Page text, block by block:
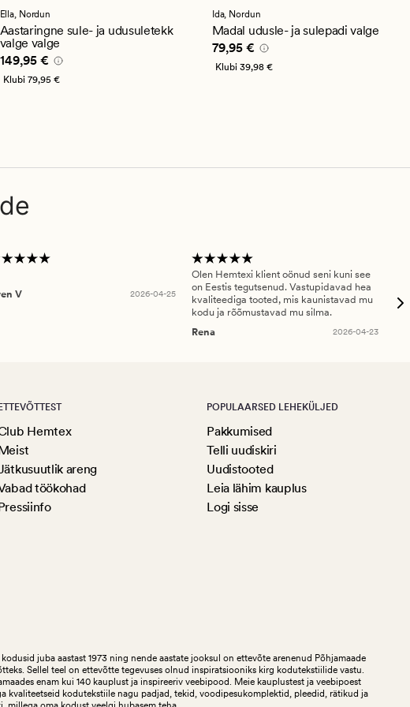
hinnanguga
4.5
Ella, Nordun
Aastaringne sule- ja udusuletekk
valge valge
Pris_ee 149,95 €
149,95 €
Klubi 79,95 €
hinnanguga
5
Ida, Nordun
Madal udusle- ja sulepadi valge
Pris_ee 79,95 €
79,95 €
Klubi 39,98 €
V
2026-04-25
Olen Hemtexi klient oönud seni kuni see
on Eestis tegutsenud. Vastupidavad hea
kvaliteediga tooted, mis kaunistavad mu
kodu ja rõõmustavad mu silma.
Rena
2026-04-23
Hemtex
areng
töökohad
POPULAARSED LEHEKÜLJED
Pakkumised
Telli uudiskiri
Uudistooted
Leia lähim kauplus
Logi sisse
juba aastast 1973 ning nende aastate jooksul on ettevõte arenenud Põhjamaade
Sellel teel on ettevõtte tegevuses olnud inspiratsiooniks kirg kodutekstiilide vastu.
enam kui 140 kauplust ja inspireeriv veebipood. Meie kauplustest ja veebipoest
kvaliteetseid kodutekstiile nagu padjad, tekid, voodipesukomplektid, pleedid, rätikud ja